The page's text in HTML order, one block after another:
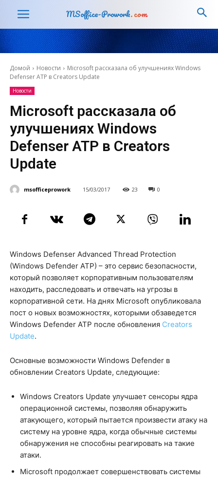
MSoffice-Prowork.com
Домой Новости
Microsoft рассказала об улучшениях Windows
Defenser ATP в Creators Update
Новости
Microsoft рассказала об
улучшениях Windows
Defenser ATP в Creators
Update
msofficeprowork 15/03/2017 23 0
Windows Defenser Advanced Thread Protection
(Windows Defender ATP) – это сервис безопасности,
который позволяет корпоративным пользователям
находить, расследовать и отвечать на угрозы в
корпоративной сети. На днях Microsoft опубликовала
пост о новых возможностях, которыми обзаведется
Windows Defender ATP после обновления Creators
Update.
Основные возможности Windows Defender в
обновлении Creators Update, следующие:
Windows Creators Update улучшает сенсоры ядра
операционной системы, позволяя обнаружить
атакующего, который пытается произвести атаку на
систему на уровне ядра, когда обычные системы
обнаружения не способны реагировать на такие
атаки.
Microsoft продолжает совершенствовать системы